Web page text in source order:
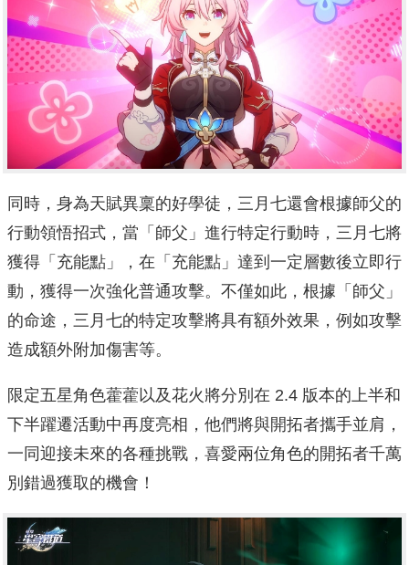
同時，身為天賦異稟的好學徒，三月七還會根據師父的
行動領悟招式，當「師父」進行特定行動時，三月七將
獲得「充能點」，在「充能點」達到一定層數後立即行
動，獲得一次強化普通攻擊。不僅如此，根據「師父」
的命途，三月七的特定攻擊將具有額外效果，例如攻擊
造成額外附加傷害等。
限定五星角色藿藿以及花火將分別在 2.4 版本的上半和
下半躍遷活動中再度亮相，他們將與開拓者攜手並肩，
一同迎接未來的各種挑戰，喜愛兩位角色的開拓者千萬
別錯過獲取的機會！